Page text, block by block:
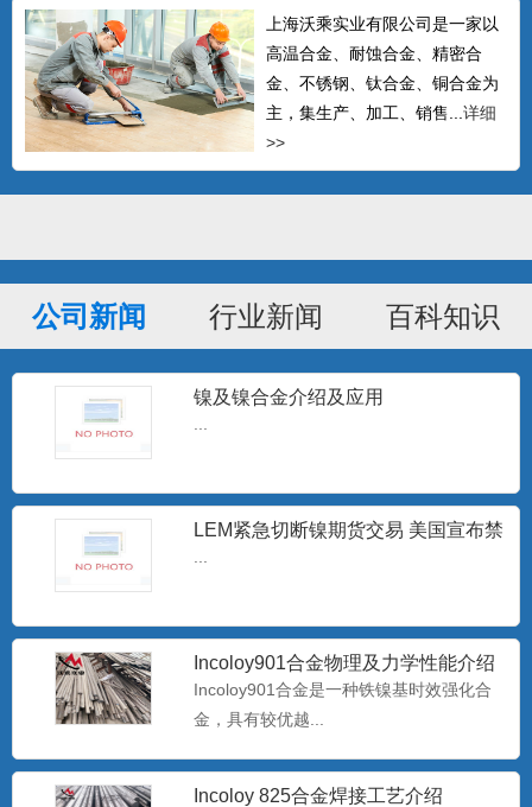
上海沃乘实业有限公司是一家以
高温合金、耐蚀合金、精密合
金、不锈钢、钛合金、铜合金为
主，集生产、加工、销售... 详细
>>
公司新闻 行业新闻 百科知识
镍及镍合金介绍及应用
LEM紧急切断镍期货交易 美国宣布禁
Incoloy901合金物理及力学性能介绍
Incoloy901合金是一种铁镍基时效强化合
金，具有较优越...
Incoloy 825合金焊接工艺介绍
GH605钴基高温合金棒 L605钴基焊
可以生产δ≤14mm的热轧中板、δ≤4mm的
批发Monel400铜镍合金管 蒙乃尔
合性能好的耐蚀合...